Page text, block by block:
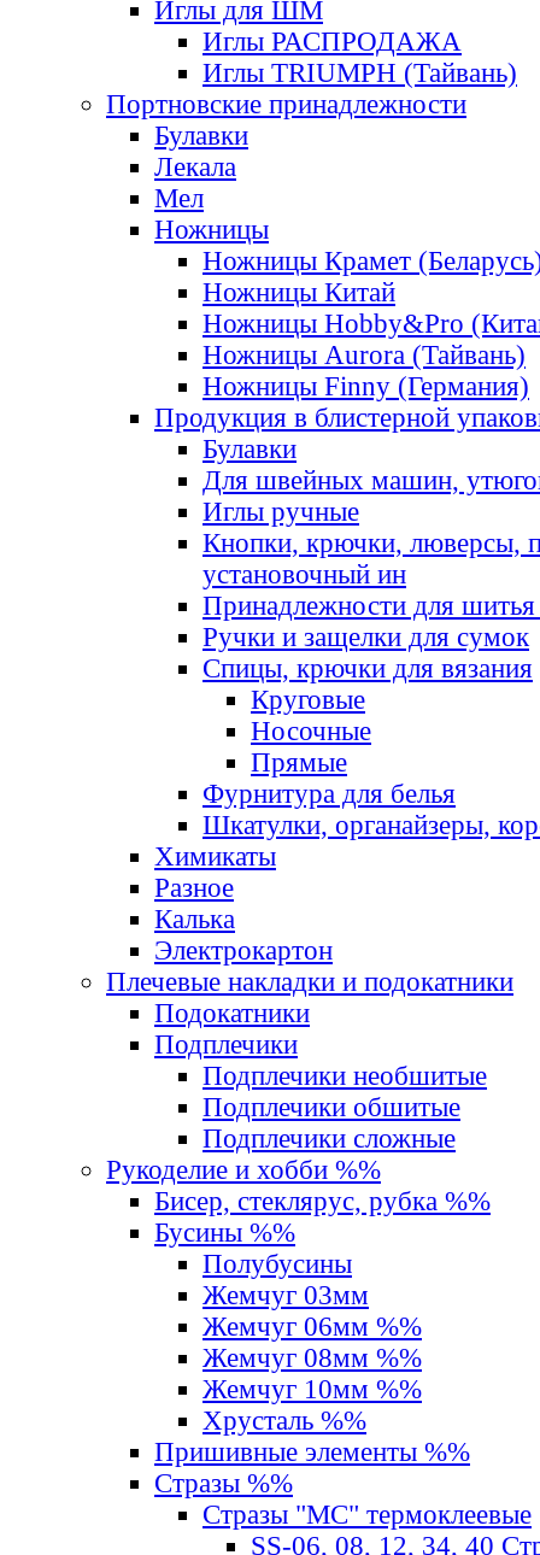
Иглы для ШМ
Иглы РАСПРОДАЖА
Иглы TRIUMPH (Тайвань)
Портновские принадлежности
Булавки
Лекала
Мел
Ножницы
Ножницы Крамет
Ножницы Китай
Ножницы Hobby&Pro
Ножницы Aurora (Тайвань)
Ножницы Finny (Германия)
Продукция в блистерной
Булавки
Для швейных машин,
Иглы ручные
Кнопки, крючки, люверсы,
установочный ин
Принадлежности для шитья
Ручки и защелки для сумок
Спицы, крючки для вязания
Круговые
Носочные
Прямые
Фурнитура для белья
Шкатулки, органайзеры,
Химикаты
Разное
Калька
Электрокартон
Плечевые накладки и подокатники
Подокатники
Подплечики
Подплечики необшитые
Подплечики обшитые
Подплечики сложные
Рукоделие и хобби %%
Бисер, стеклярус, рубка %%
Бусины %%
Полубусины
Жемчуг 03мм
Жемчуг 06мм %%
Жемчуг 08мм %%
Жемчуг 10мм %%
Хрусталь %%
Пришивные элементы %%
Стразы %%
Стразы "MС" термоклеевые
SS-06, 08, 12, 34, 40